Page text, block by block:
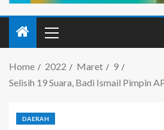
Home 2022 Maret
9
Selisih 19 Suara, Badi Ismail Pimpin
DAERAH